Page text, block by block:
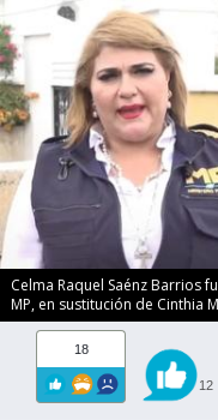
Celma Raquel Saénz Barrios
MP, en sustitución de Cinthia
18
12